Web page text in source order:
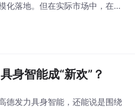
化落地。但在实际市场中，在4
员付费势必就会受到一定冲
身智能成“新欢”？
德发力具身智能，还能说是围绕